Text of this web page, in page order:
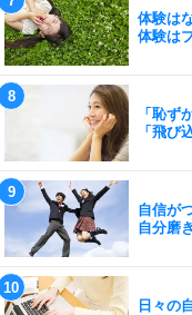
体験は
体験は
「恥ず
「飛び
自信が
自分磨
日々の